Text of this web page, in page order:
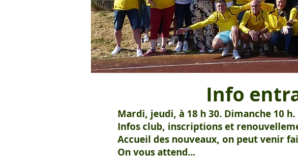
Info
Mardi, jeudi, à 18 h 30. Dimanche 10
Infos club, inscriptions et
Accueil des nouveaux, on peut venir
On vous attend...